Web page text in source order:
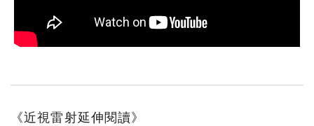
《近視雷射延伸閱讀》